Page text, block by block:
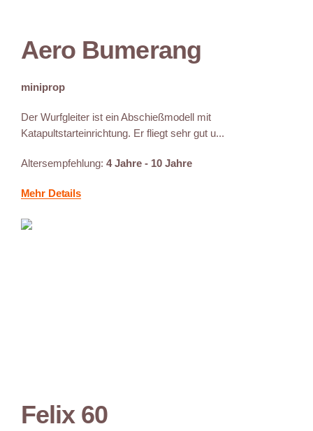
Aero Bumerang
miniprop
Der Wurfgleiter ist ein Abschießmodell mit
Katapultstarteinrichtung. Er fliegt sehr gut u...
Altersempfehlung: 4 Jahre - 10 Jahre
Mehr Details
Felix 60